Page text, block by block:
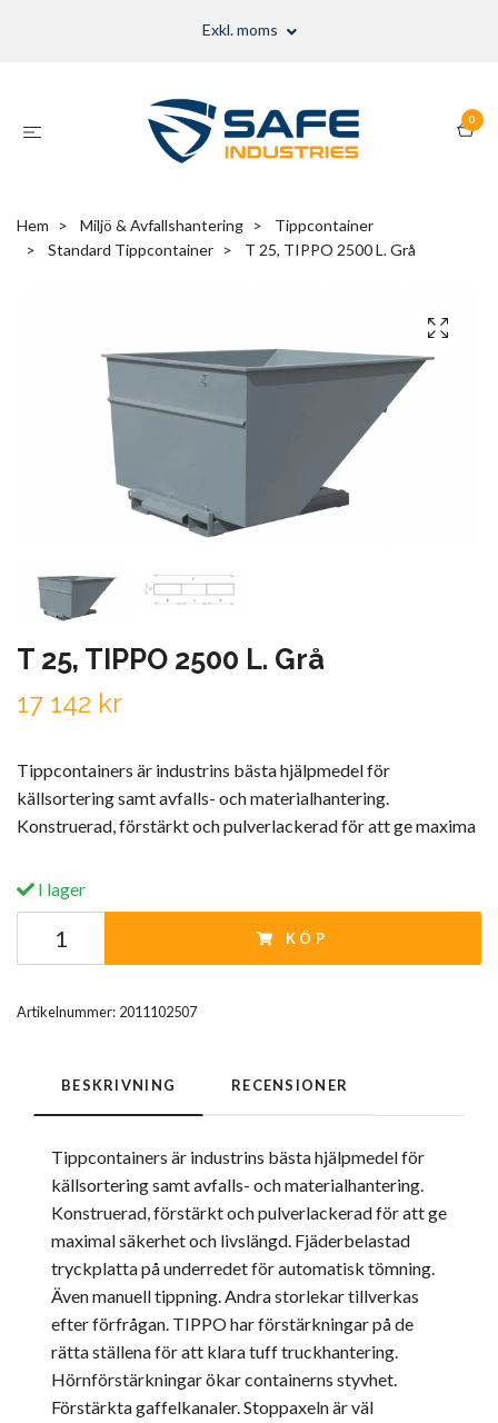
Exkl. moms
0
Hem Miljö & Avfallshantering
Tippcontainer
Standard Tippcontainer
T 25, TIPPO 2500 L. Grå
T 25, TIPPO 2500 L. Grå
17 142 kr
Tippcontainers är industrins bästa hjälpmedel för
källsortering samt avfalls- och materialhantering.
Konstruerad, förstärkt och pulverlackerad för att ge maxima
I lager
KÖP
Artikelnummer: 2011102507
BESKRIVNING RECENSIONER
Tippcontainers är industrins bästa hjälpmedel för
källsortering samt avfalls- och materialhantering.
Konstruerad, förstärkt och pulverlackerad för att ge
maximal säkerhet och livslängd. Fjäderbelastad
tryckplatta på underredet för automatisk tömning.
Även manuell tippning. Andra storlekar tillverkas
efter förfrågan. TIPPO har förstärkningar på de
rätta ställena för att klara tuff truckhantering.
Hörnförstärkningar ökar containerns styvhet.
Förstärkta gaffelkanaler. Stoppaxeln är väl